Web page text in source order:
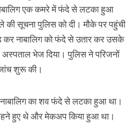
एक कमरे में फंदे से लटका हुआ
की सूचना पुलिस को दी। मौके पर पहुंची
कर नाबालिग को फंदे से उतार कर उसके
अस्पताल भेज दिया। पुलिस ने परिजनों
शुरू की।
नाबालिग का शव फंदे से लटका हुआ था।
हुए थे और मेकअप किया हुआ था।